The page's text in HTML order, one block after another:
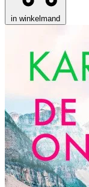
in winkelmand